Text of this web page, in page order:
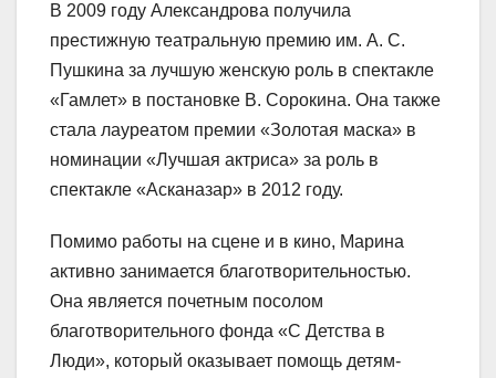
В 2009 году Александрова получила
престижную театральную премию им. А. С.
Пушкина за лучшую женскую роль в спектакле
«Гамлет» в постановке В. Сорокина. Она также
стала лауреатом премии «Золотая маска» в
номинации «Лучшая актриса» за роль в
спектакле «Асканазар» в 2012 году.
Помимо работы на сцене и в кино, Марина
активно занимается благотворительностью.
Она является почетным посолом
благотворительного фонда «С Детства в
Люди», который оказывает помощь детям-